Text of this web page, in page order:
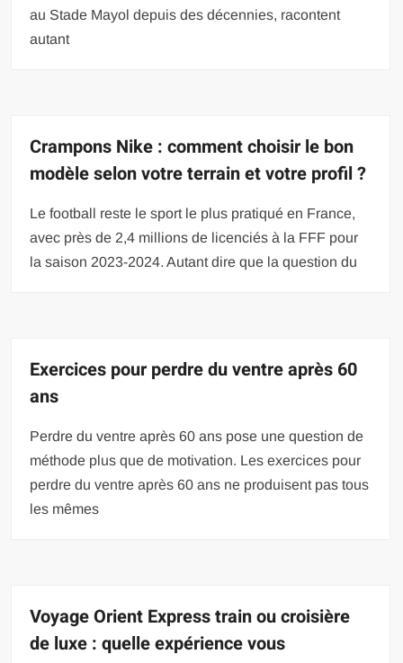
au Stade Mayol depuis des décennies, racontent
autant
Crampons Nike : comment choisir le bon
modèle selon votre terrain et votre profil ?
Le football reste le sport le plus pratiqué en France,
avec près de 2,4 millions de licenciés à la FFF pour
la saison 2023-2024. Autant dire que la question du
Exercices pour perdre du ventre après 60
ans
Perdre du ventre après 60 ans pose une question de
méthode plus que de motivation. Les exercices pour
perdre du ventre après 60 ans ne produisent pas tous
les mêmes
Voyage Orient Express train ou croisière
de luxe : quelle expérience vous